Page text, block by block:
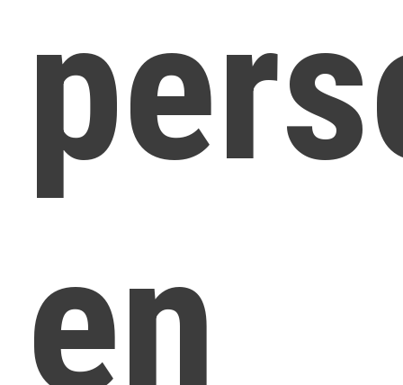
en